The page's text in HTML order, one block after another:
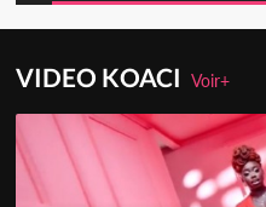
VIDEO KOACIVoir+